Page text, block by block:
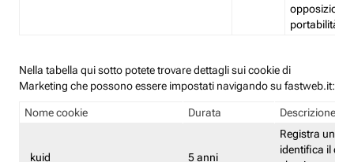
opposizione
portabilità
Nella tabella qui sotto potete trovare dettagli sui cookie di
Marketing che possono essere impostati navigando su fastweb.it:
Nome cookie Durata Descrizione
_kuid_ 5 anni
Registra un ID
identifica il